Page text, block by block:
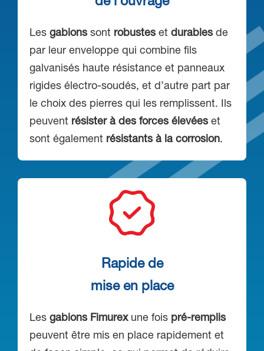
Les gabionssont robusteset durablesde
par leur enveloppe qui combine fils
galvanisés haute résistance et panneaux
rigides électro-soudés, et d’autre part par
le choix des pierres qui les remplissent. Ils
peuvent résister à des forces élevéeset
sont également résistants à la corrosion.
Rapide de
mise en place
Les gabions Fimurexune fois pré-remplis
peuvent être mis en place rapidement et